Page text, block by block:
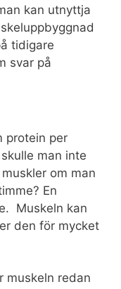
kan utnyttja
tidigare
svar på
protein per
man inte
om man
En
Muskeln kan
den för mycket
muskeln redan